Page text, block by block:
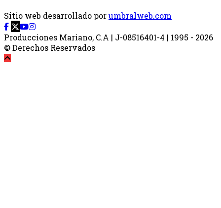
Sitio web desarrollado porumbralweb.com
Producciones Mariano, C.A | J-08516401-4 | 1995 - 2026
© Derechos Reservados